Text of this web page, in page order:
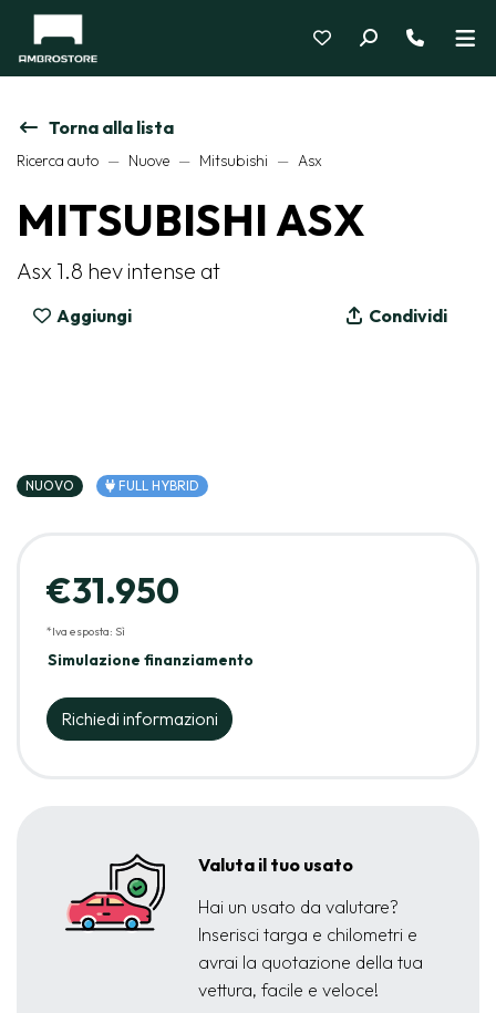
Torna alla lista
Ricerca auto Nuove Mitsubishi Asx
MITSUBISHI ASX
Asx 1.8 hev intense at
Aggiungi Condividi
NUOVO FULL HYBRID
€31.950
*Iva esposta: Sì
Simulazione finanziamento
Richiedi informazioni
Valuta il tuo usato
Hai un usato da valutare?
Inserisci targa e chilometri e
avrai la quotazione della tua
vettura, facile e veloce!